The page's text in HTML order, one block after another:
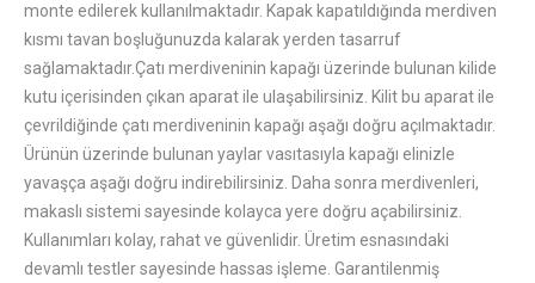
monte edilerek kullanılmaktadır. Kapak kapatıldığında merdiven
kısmı tavan boşluğunuzda kalarak yerden tasarruf
sağlamaktadır.Çatı merdiveninin kapağı üzerinde bulunan kilide
kutu içerisinden çıkan aparat ile ulaşabilirsiniz. Kilit bu aparat ile
çevrildiğinde çatı merdiveninin kapağı aşağı doğru açılmaktadır.
Ürünün üzerinde bulunan yaylar vasıtasıyla kapağı elinizle
yavaşça aşağı doğru indirebilirsiniz. Daha sonra merdivenleri,
makaslı sistemi sayesinde kolayca yere doğru açabilirsiniz.
Kullanımları kolay, rahat ve güvenlidir. Üretim esnasındaki
devamlı testler sayesinde hassas işleme. Garantilenmiş